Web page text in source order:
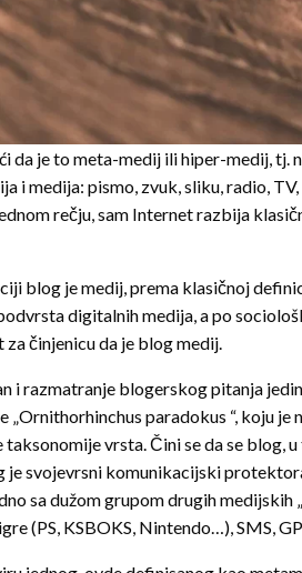
da je to meta-medij ili hiper-medij, tj.
i medija: pismo, zvuk, sliku, radio,
rečju, sam Internet razbija
blog je medij, prema klasičnoj
digitalnih medija, a po
činjenicu da je blog medij.
i razmatranje blogerskog pitanja
paradokus “, koju
vrsta. Čini se da se blog,
je svojevrsni komunikacijski
sa dužom grupom drugih medijskih
(PS, KSBOKS, Nintendo…), SMS,